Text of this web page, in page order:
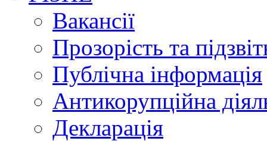
Вакансії
Прозорість та
Публічна інформація
Антикорупційна
Декларація